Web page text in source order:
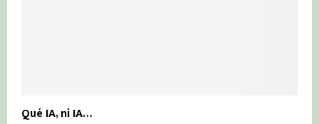
Qué IA, ni IA…